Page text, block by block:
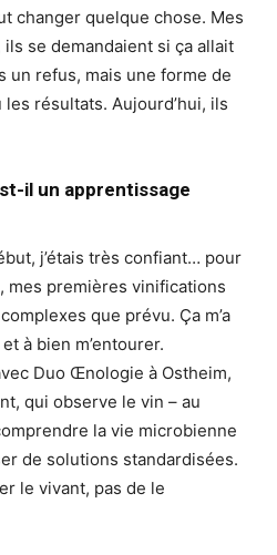
changer quelque chose. Mes
se demandaient si ça allait
un refus, mais une forme de
résultats. Aujourd’hui, ils
il un apprentissage
j’étais très confiant… pour
mes premières vinifications
que prévu. Ça m’a
à bien m’entourer.
Duo Œnologie à Ostheim,
qui observe le vin – au
la vie microbienne
de solutions standardisées.
le vivant, pas de le